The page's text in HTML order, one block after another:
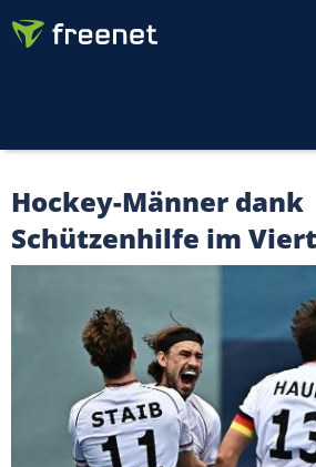
Hockey-Männer dank
Schützenhilfe im